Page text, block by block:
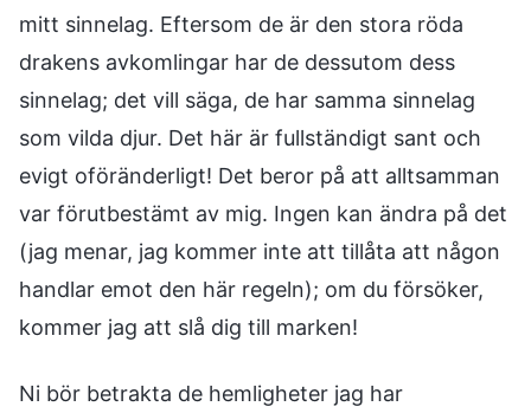
mitt sinnelag. Eftersom de är den stora röda
drakens avkomlingar har de dessutom dess
sinnelag; det vill säga, de har samma sinnelag
som vilda djur. Det här är fullständigt sant och
evigt oföränderligt! Det beror på att alltsamman
var förutbestämt av mig. Ingen kan ändra på det
(jag menar, jag kommer inte att tillåta att någon
handlar emot den här regeln); om du försöker,
kommer jag att slå dig till marken!
Ni bör betrakta de hemligheter jag har